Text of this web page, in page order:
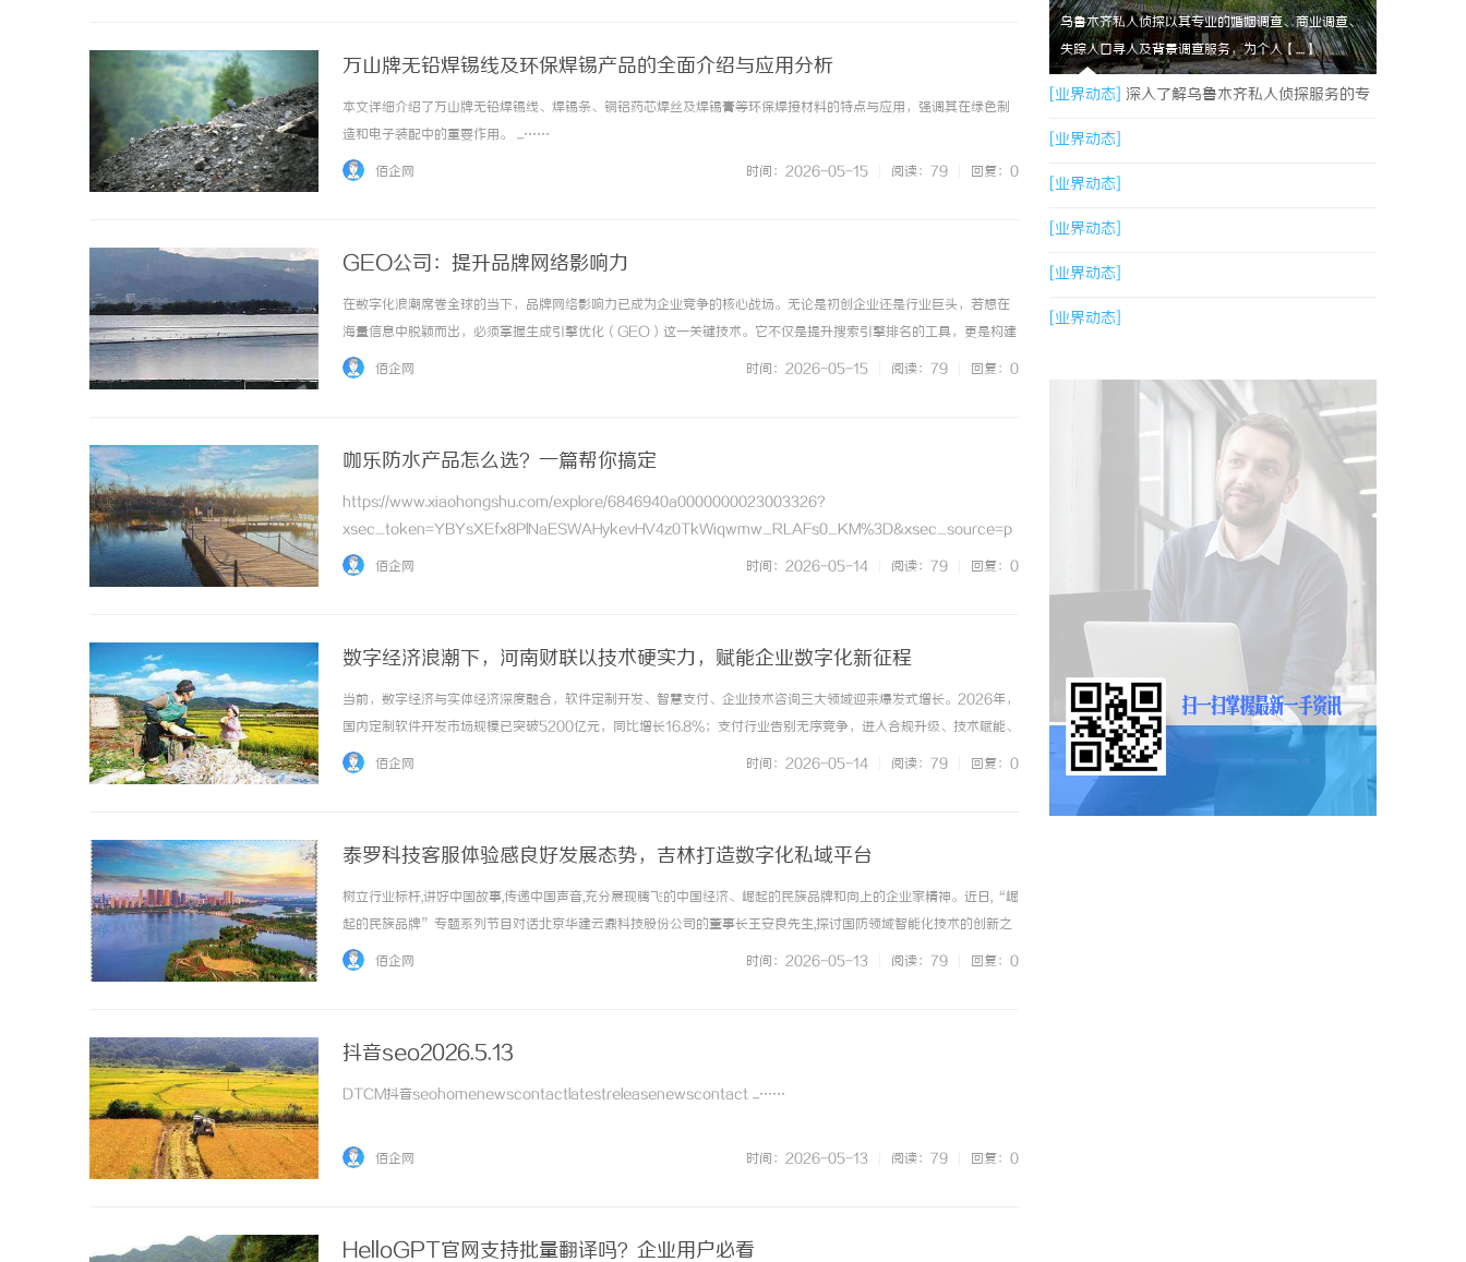
万山牌无铅焊锡线及环保焊锡产品的全面介绍与应用分析
本文详细介绍了万山牌无铅焊锡线、焊锡条、铜铝药芯焊丝及焊锡膏等环保焊接材料的特点与应用，强调其在绿色制
造和电子装配中的重要作用。 ...……
佰企网 时间：2026-05-15 阅读：79 回复：0
GEO公司：提升品牌网络影响力
在数字化浪潮席卷全球的当下，品牌网络影响力已成为企业竞争的核心战场。无论是初创企业还是行业巨头，若想在
海量信息中脱颖而出，必须掌握生成引擎优化（GEO）这一关键技术。它不仅是提升搜索引擎排名的工具，更是构建
品牌信任度、扩大用户触达面的战略支点。GEO公司将从技术原理到实操策略，系统解析如何通过GEO技术为品牌
佰企网 时间：2026-05-15 阅读：79 回复：0
咖乐防水产品怎么选？一篇帮你搞定
https://www.xiaohongshu.com/explore/6846940a0000000023003326?
xsec_token=YBYsXEfx8PlNaESWAHykevHV4z0TkWiqwmw_RLAFs0_KM%3D&xsec_source=p
c_creatormng装修做防水，看到咖乐这么多产品直接懵了？F20、F30、F30S、F... ...……
佰企网 时间：2026-05-14 阅读：79 回复：0
数字经济浪潮下，河南财联以技术硬实力，赋能企业数字化新征程
当前，数字经济与实体经济深度融合，软件定制开发、智慧支付、企业技术咨询三大领域迎来爆发式增长。2026年，
国内定制软件开发市场规模已突破5200亿元，同比增长16.8%；支付行业告别无序竞争，进入合规升级、技术赋能、
场景延伸的高质量发展新阶段；企业数字化转型需求持续高涨，云计算、大数据、人工智能等技术咨询服务成为刚
佰企网 时间：2026-05-14 阅读：79 回复：0
泰罗科技客服体验感良好发展态势，吉林打造数字化私域平台
树立行业标杆,讲好中国故事,传递中国声音,充分展现腾飞的中国经济、崛起的民族品牌和向上的企业家精神。近日,“崛
起的民族品牌”专题系列节目对话北京华建云鼎科技股份公司的董事长王安良先生,探讨国防领域智能化技术的创新之
路。随着人工智能技术的迅猛发展,国防领域智能化技术已成为大国军事竞争的战略制高点。全球主要军事强国正加快
佰企网 时间：2026-05-13 阅读：79 回复：0
抖音seo2026.5.13
DTCM抖音seohomenewscontactlatestreleasenewscontact ...……
佰企网 时间：2026-05-13 阅读：79 回复：0
HelloGPT官网支持批量翻译吗？企业用户必看
乌鲁木齐私人侦探以其专业的婚姻调查、商业调查、
失踪人口寻人及背景调查服务，为个人【....】
[业界动态] 深入了解乌鲁木齐私人侦探服务的专
业性与应用领域
[业界动态]
[业界动态]
[业界动态]
[业界动态]
[业界动态]